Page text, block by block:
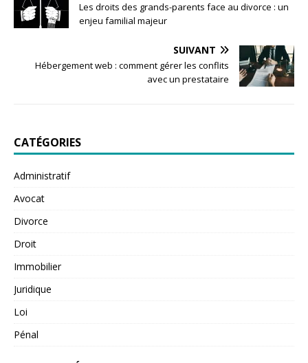
Les droits des grands-parents face au divorce : un
enjeu familial majeur
SUIVANT
Hébergement web : comment gérer les conflits
avec un prestataire
CATÉGORIES
Administratif
Avocat
Divorce
Droit
Immobilier
Juridique
Loi
Pénal